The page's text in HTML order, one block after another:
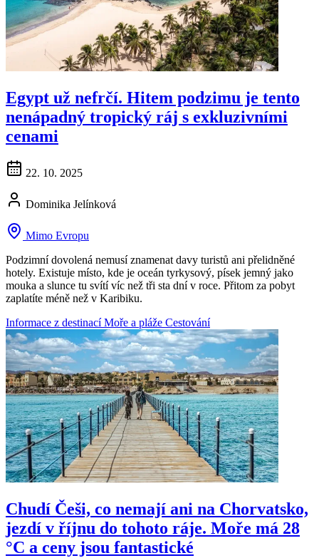
Egypt už nefrčí. Hitem podzimu je tento
nenápadný tropický ráj s exkluzivními
cenami
22. 10. 2025
Dominika Jelínková
Mimo Evropu
Podzimní dovolená nemusí znamenat davy turistů ani přelidněné
hotely. Existuje místo, kde je oceán tyrkysový, písek jemný jako
mouka a slunce tu svítí víc než tři sta dní v roce. Přitom za pobyt
zaplatíte méně než v Karibiku.
Informace z destinací Moře a pláže Cestování
Chudí Češi, co nemají ani na Chorvatsko,
jezdí v říjnu do tohoto ráje. Moře má 28
°C a ceny jsou fantastické